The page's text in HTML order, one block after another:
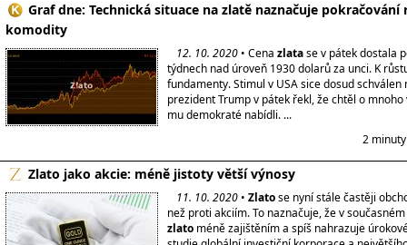
Graf dne: Technická situace na zlatě naznačuje pokračování
komodity
12. 10. 2020 • Cena zlatase v pátek dostala
týdnech nad úroveň 1930 dolarů za unci. K
fundamenty. Stimul v USA sice dosud schválen
prezident Trump v pátek řekl, že chtěl o
mu demokraté nabídli. ...
2
Zlato jako akcie: méně jistoty větší výnosy
11. 10. 2020 • Zlatose nyní stále častěji
než proti akciím. To naznačuje, že v
zlato méně zajištěním a spíš nahrazuje